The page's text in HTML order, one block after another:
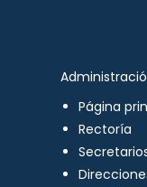
Página
Rectoría